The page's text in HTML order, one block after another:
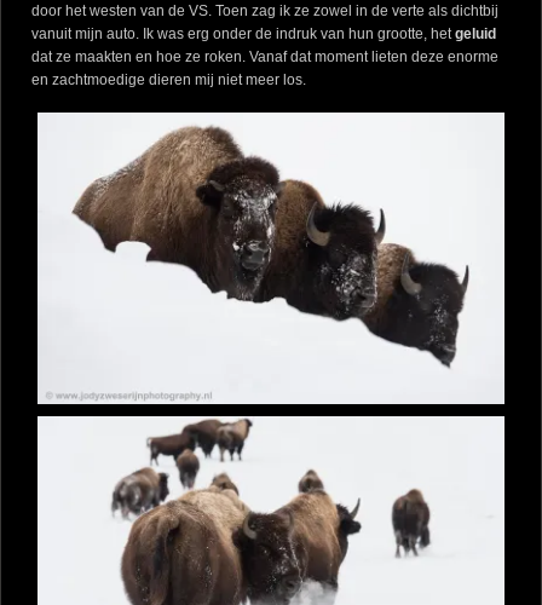
door het westen van de VS. Toen zag ik ze zowel in de verte als dichtbij
vanuit mijn auto. Ik was erg onder de indruk van hun grootte, het geluid
dat ze maakten en hoe ze roken. Vanaf dat moment lieten deze enorme
en zachtmoedige dieren mij niet meer los.